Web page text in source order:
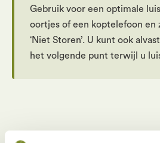
Gebruik voor een optimale
oortjes of een koptelefoon en
‘Niet Storen’. U kunt ook
het volgende punt terwijl u